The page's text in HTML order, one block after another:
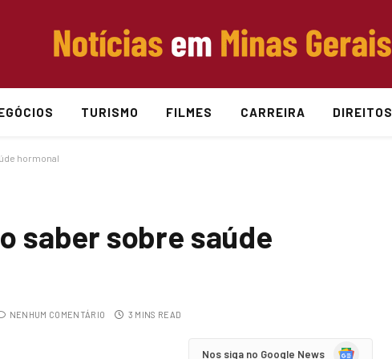
TURISMO FILMES CARREIRA DIREITOS
hormonal
saber sobre saúde
NENHUM COMENTÁRIO 3 MINS READ
Nos siga no Google News Google